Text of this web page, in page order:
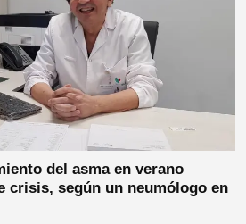
del asma en verano
crisis, según un neumólogo en